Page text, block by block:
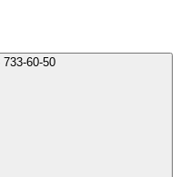
+7 968 733-60-50